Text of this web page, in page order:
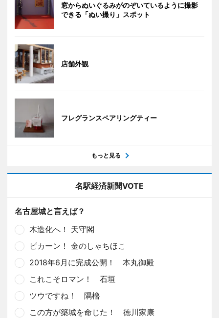
窓からぬいぐるみがのぞいているように撮影
できる「ぬい撮り」スポット
店舗外観
フレグランスペアリングティー
もっと見る
名駅経済新聞VOTE
名古屋城と言えば？
木造化へ！ 天守閣
ピカーン！ 金のしゃちほこ
2018年6月に完成公開！ 本丸御殿
これこそロマン！ 石垣
ツウですね！ 隅櫓
この方が築城を命じた！ 徳川家康